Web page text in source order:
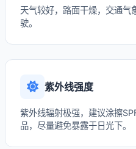
天气较好，路面干燥，交通气
驶。
紫外线强度
紫外线辐射极强，建议涂擦
品，尽量避免暴露于日光下。